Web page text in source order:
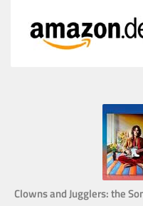
Clowns and Jugglers: the